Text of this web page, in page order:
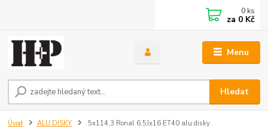
Menu
Hledat
0 ks
za 0 Kč
Úvod ALU DISKY 5x114,3 Ronal 6,5Jx16 ET40 alu disky